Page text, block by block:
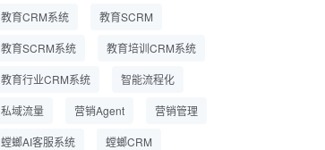
教育CRM系统 教育SCRM
教育SCRM系统 教育培训CRM系统
教育行业CRM系统 智能流程化
私域流量 营销Agent 营销管理
螳螂AI客服系统 螳螂CRM